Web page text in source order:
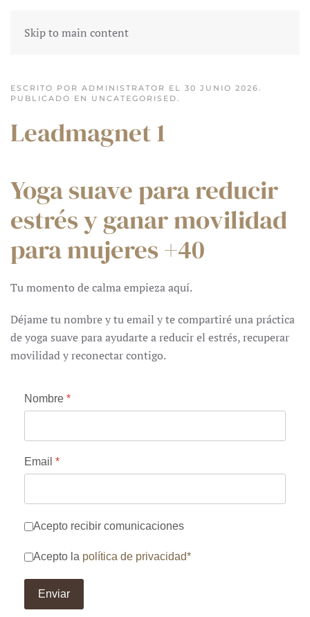
Skip to main content
ESCRITO POR ADMINISTRATOR EL 30 JUNIO 2026.
PUBLICADO EN UNCATEGORISED.
Leadmagnet 1
Yoga suave para reducir
estrés y ganar movilidad
para mujeres +40
Tu momento de calma empieza aquí.
Déjame tu nombre y tu email y te compartiré una práctica
de yoga suave para ayudarte a reducir el estrés, recuperar
movilidad y reconectar contigo.
Nombre *
Email *
Comunicación
Acepto recibir comunicaciones
Términos del servicio*
Acepto la política de privacidad*
Enviar